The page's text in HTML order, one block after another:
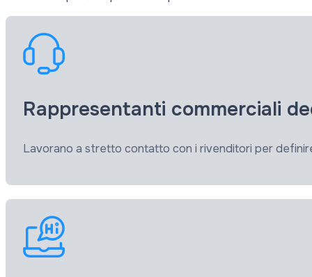
Rappresentanti commerciali
Lavorano a stretto contatto con i rivenditori per